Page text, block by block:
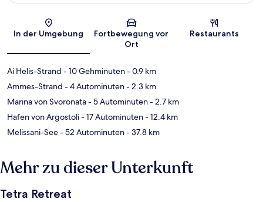
Karte
In der Umgebung
Fortbewegung vor
Ort
Restaurants
Ai Helis-Strand - 10 Gehminuten- 0.9 km
Ammes-Strand - 4 Autominuten- 2.3 km
Marina von Svoronata- 5 Autominuten- 2.7 km
Hafen von Argostoli- 17 Autominuten- 12.4 km
Melissani-See- 52 Autominuten- 37.8 km
Mehr zu dieser Unterkunft
Tetra Retreat